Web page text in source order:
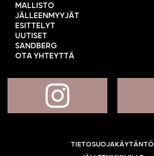
MALLISTO
JÄLLEENMYYJÄT
ESITTELYT
UUTISET
SANDBERG
OTA YHTEYTTÄ
TIETOSUOJAKÄYTÄNTÖ